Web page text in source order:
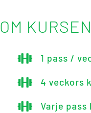
OM KURSEN
 1 pass /
 4 veckors
 Varje pass